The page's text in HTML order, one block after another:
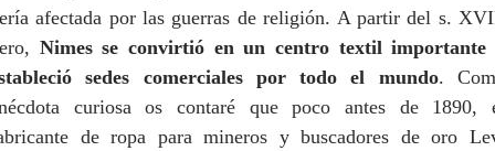
afectada por las guerras de religión. A partir del s.
Nimes se convirtió en un centro textil importante
sedes comerciales por todo el mundo.
curiosa os contaré que poco antes de 1890,
de ropa para mineros y buscadores de oro